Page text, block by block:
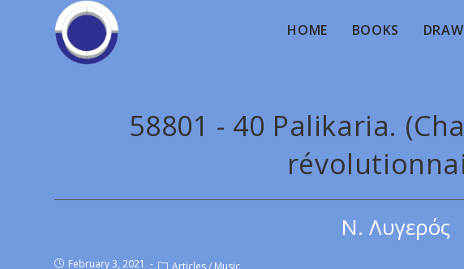
HOME BOOKS
58801 - 40 Palikaria.
Ν. Λυγερός
February 3, 2021 Articles/ Music